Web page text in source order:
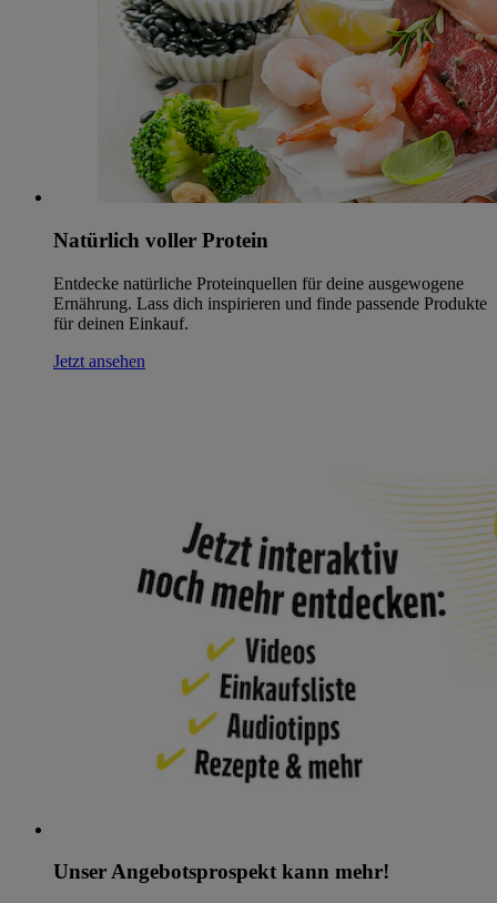
Natürlich voller Protein
Entdecke natürliche Proteinquellen für deine ausgewogene
Ernährung. Lass dich inspirieren und finde passende Produkte
für deinen Einkauf.
Jetzt ansehen
Unser Angebotsprospekt kann mehr!